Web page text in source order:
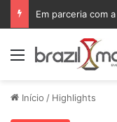
Menu
Início / Highlights